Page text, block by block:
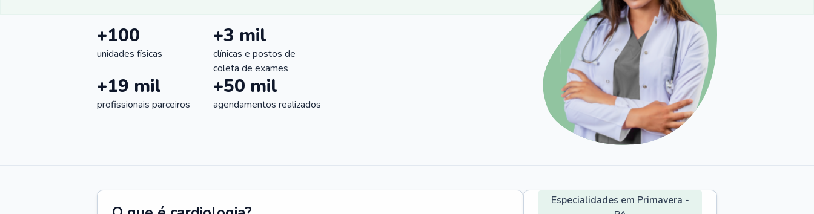
+100
unidades físicas
+3 mil
clínicas e postos de
coleta de exames
+19 mil
profissionais parceiros
+50 mil
agendamentos realizados
Especialidades em Primavera -